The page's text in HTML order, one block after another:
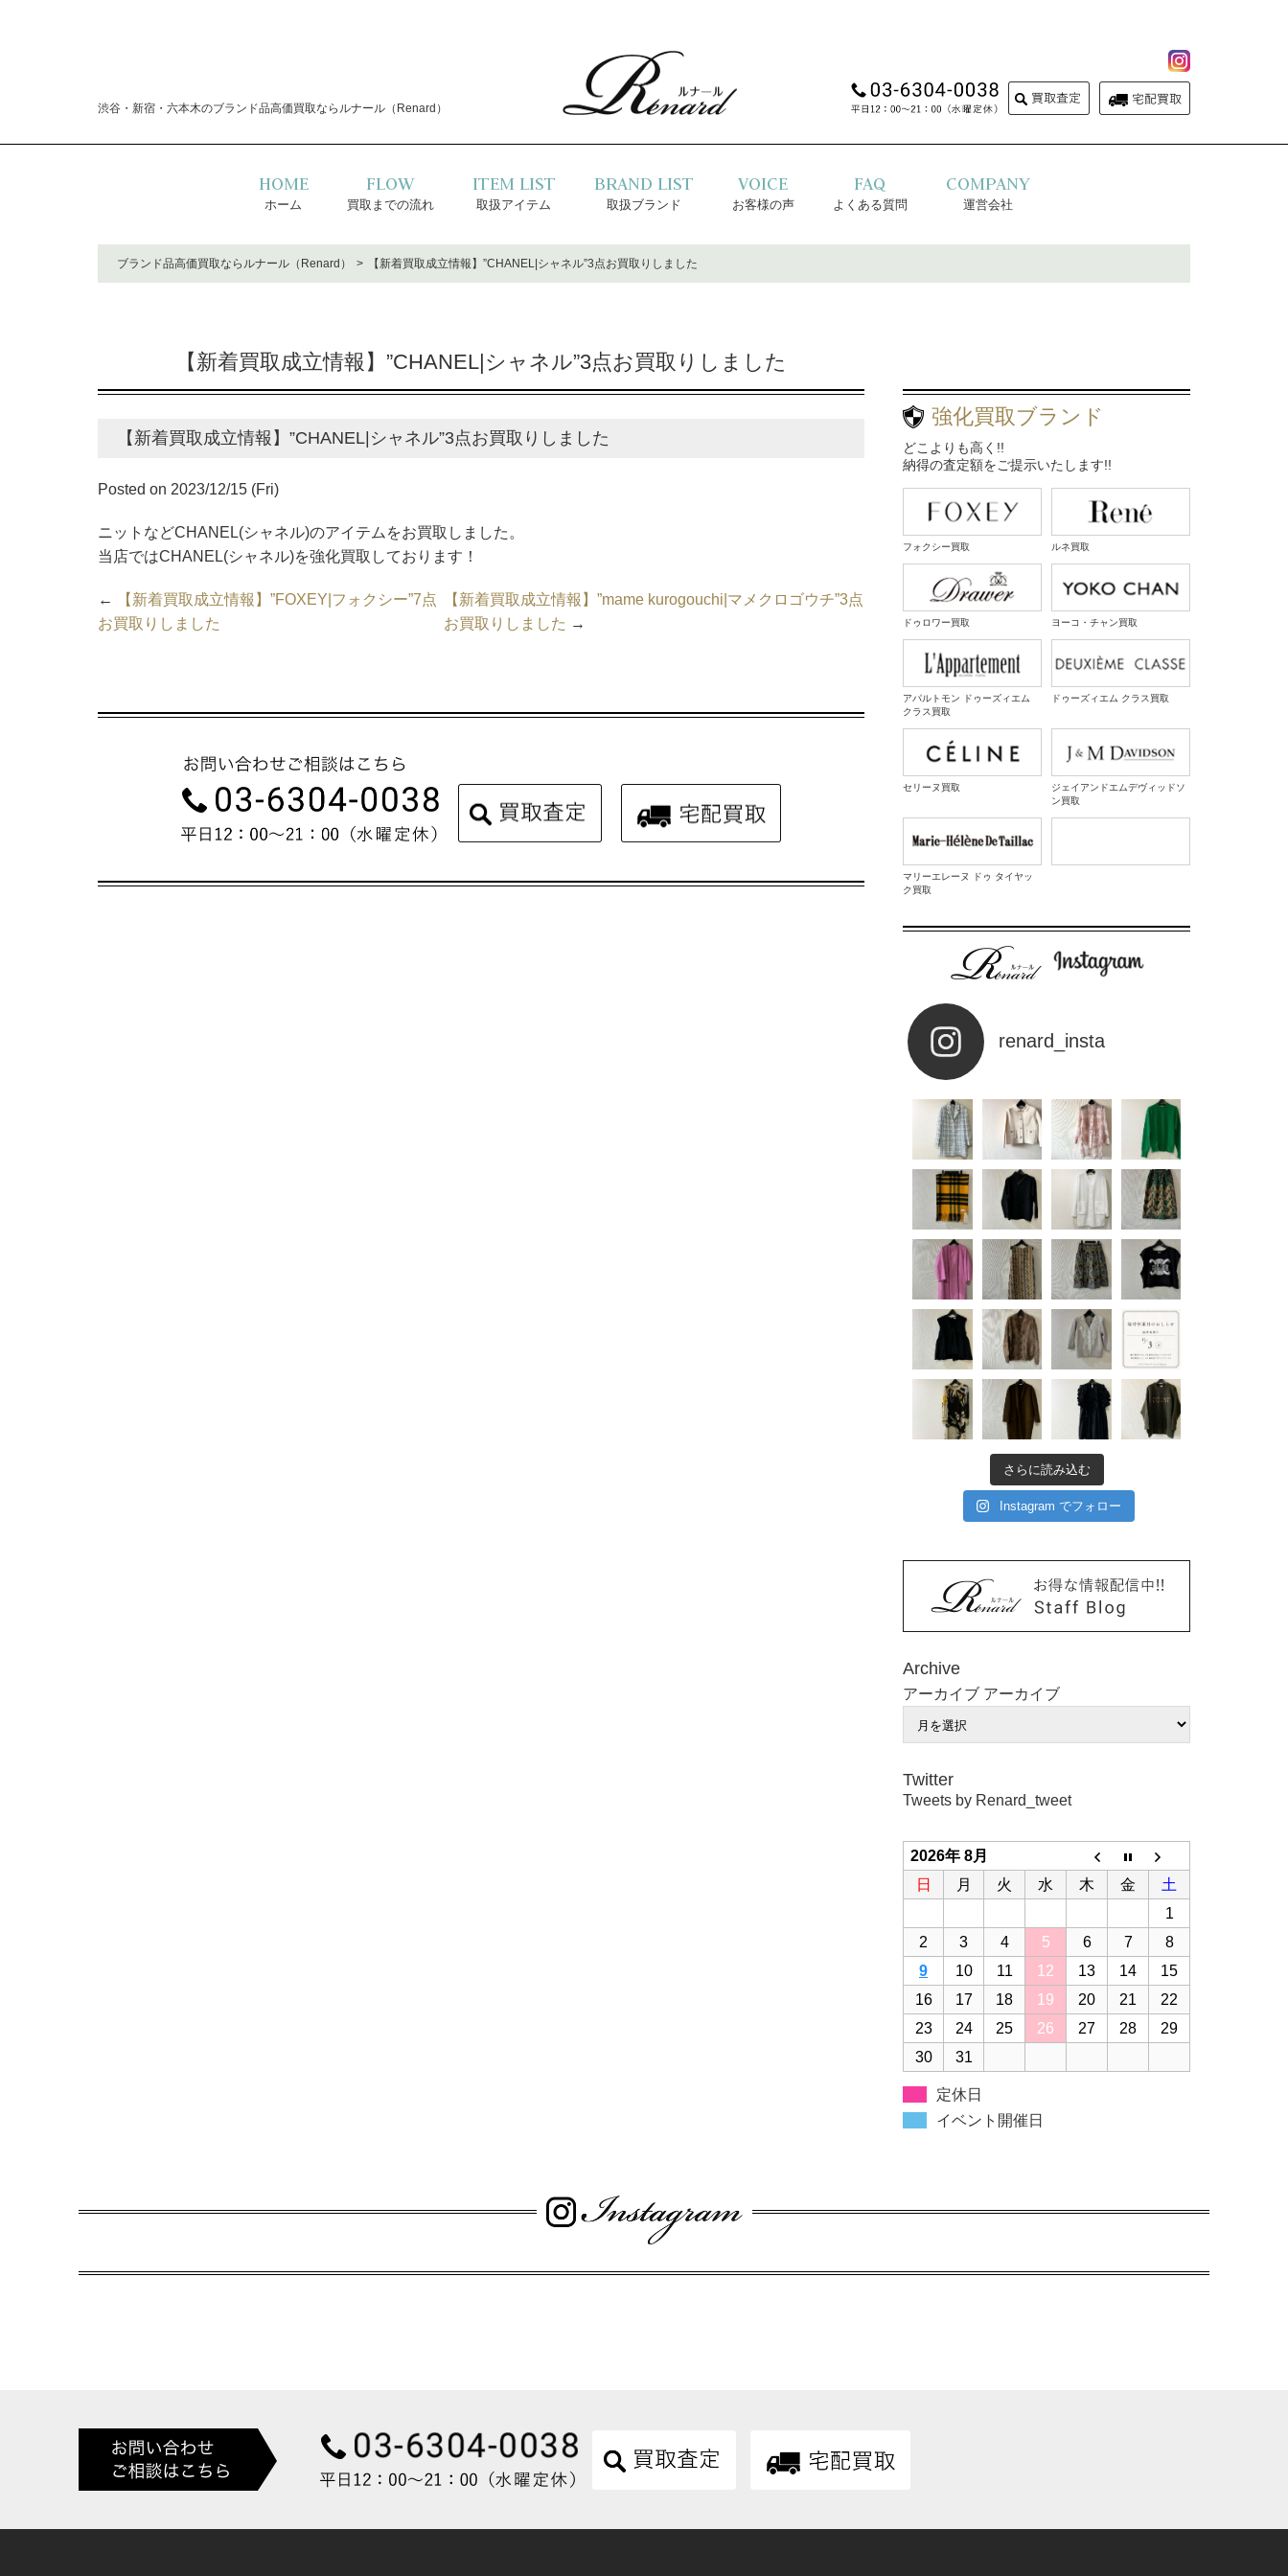
渋谷・新宿・六本木のブランド品高価買取ならルナール（Renard）
HOME
ホーム
FLOW
買取までの流れ
ITEM LIST
取扱アイテム
BRAND LIST
取扱ブランド
VOICE
お客様の声
FAQ
よくある質問
COMPANY
運営会社
ブランド品高価買取ならルナール（Renard） 【新着買取成立情報】”CHANEL|シャネル”3点お買取りしました
【新着買取成立情報】”CHANEL|シャネル”3点お買取りしました
【新着買取成立情報】”CHANEL|シャネル”3点お買取りしました
Posted on 2023/12/15 (Fri)
ニットなどCHANEL(シャネル)のアイテムをお買取しました。
当店ではCHANEL(シャネル)を強化買取しております！
←
【新着買取成立情報】”FOXEY|フォクシー”7点
お買取りしました
【新着買取成立情報】”mame kurogouchi|マメクロゴウチ”3点
お買取りしました →
強化買取ブランド
どこよりも高く!!
納得の査定額をご提示いたします!!
フォクシー買取 ルネ買取
ドゥロワー買取 ヨーコ・チャン買取
アパルトモン ドゥーズィエム
クラス買取
ドゥーズィエム クラス買取
セリーヌ買取
ジェイアンドエムデヴィッドソ
ン買取
マリーエレーヌ ドゥ タイヤッ
ク買取
renard_insta
さらに読み込む
Instagram でフォロー
Archive
アーカイブ アーカイブ
Twitter
Tweets by Renard_tweet
2026年 8月
日
月 火 水 木 金
土
1
2
3 4 5 6 7
8
9
10 11 12 13 14
15
16
17 18 19 20 21
22
23
24 25 26 27 28
29
30
31
定休日
イベント開催日